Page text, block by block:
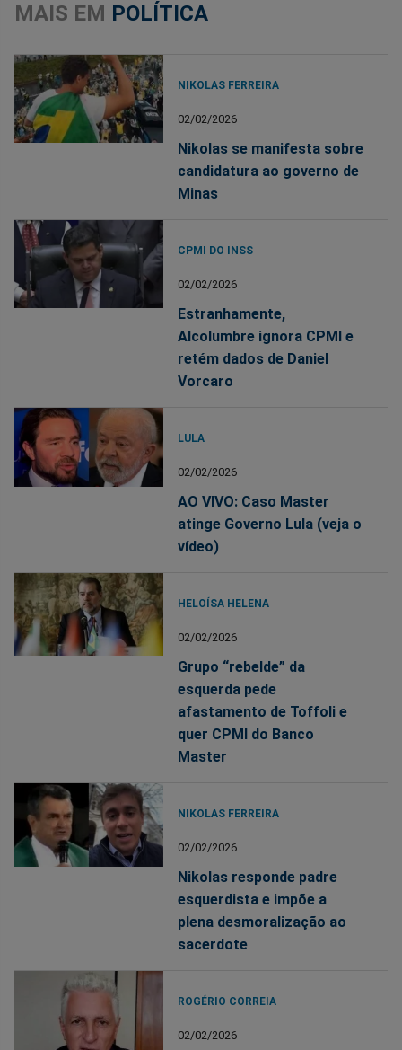
MAIS EM POLÍTICA
NIKOLAS FERREIRA
02/02/2026
Nikolas se manifesta sobre
candidatura ao governo de
Minas
CPMI DO INSS
02/02/2026
Estranhamente,
Alcolumbre ignora CPMI e
retém dados de Daniel
Vorcaro
LULA
02/02/2026
AO VIVO: Caso Master
atinge Governo Lula (veja o
vídeo)
HELOÍSA HELENA
02/02/2026
Grupo “rebelde” da
esquerda pede
afastamento de Toffoli e
quer CPMI do Banco
Master
NIKOLAS FERREIRA
02/02/2026
Nikolas responde padre
esquerdista e impõe a
plena desmoralização ao
sacerdote
ROGÉRIO CORREIA
02/02/2026